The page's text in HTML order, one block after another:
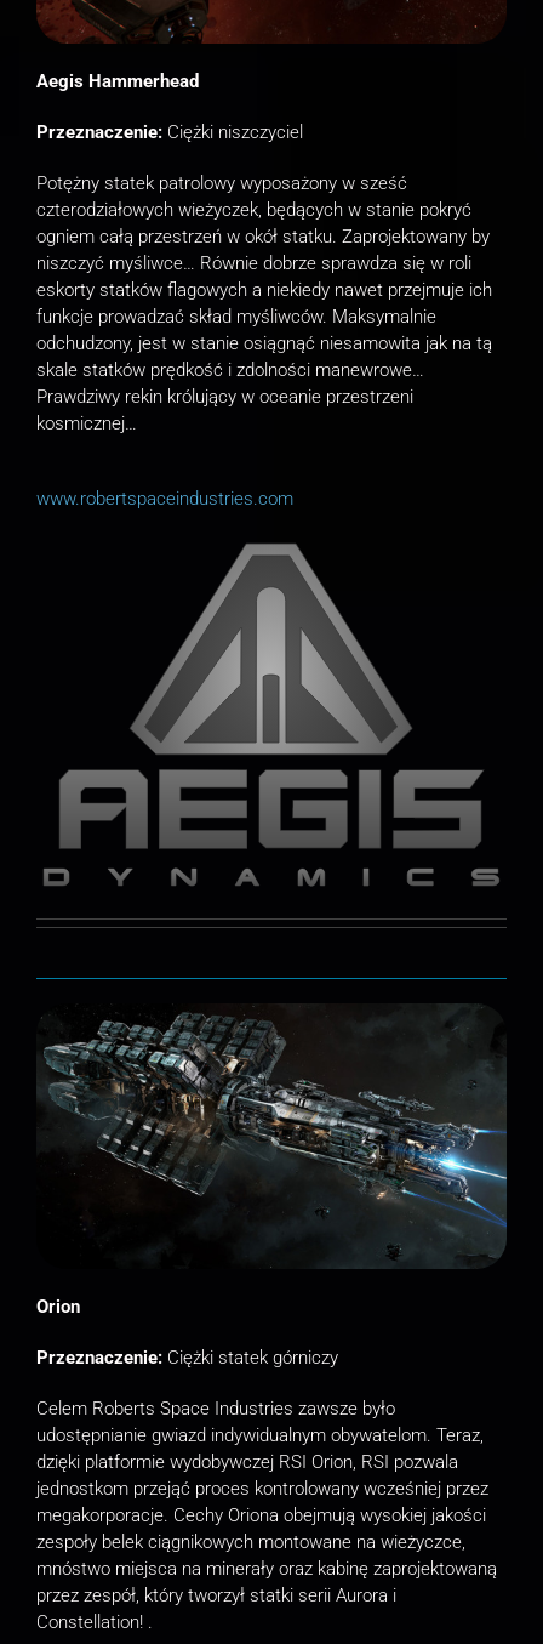
Aegis Hammerhead
Przeznaczenie: Ciężki niszczyciel
Potężny statek patrolowy wyposażony w sześć
czterodziałowych wieżyczek, będących w stanie pokryć
ogniem całą przestrzeń w okół statku. Zaprojektowany by
niszczyć myśliwce… Równie dobrze sprawdza się w roli
eskorty statków flagowych a niekiedy nawet przejmuje ich
funkcje prowadzać skład myśliwców. Maksymalnie
odchudzony, jest w stanie osiągnąć niesamowita jak na tą
skale statków prędkość i zdolności manewrowe…
Prawdziwy rekin królujący w oceanie przestrzeni
kosmicznej…
www.robertspaceindustries.com
Orion
Przeznaczenie: Ciężki statek górniczy
Celem Roberts Space Industries zawsze było
udostępnianie gwiazd indywidualnym obywatelom. Teraz,
dzięki platformie wydobywczej RSI Orion, RSI pozwala
jednostkom przejąć proces kontrolowany wcześniej przez
megakorporacje. Cechy Oriona obejmują wysokiej jakości
zespoły belek ciągnikowych montowane na wieżyczce,
mnóstwo miejsca na minerały oraz kabinę zaprojektowaną
przez zespół, który tworzył statki serii Aurora i
Constellation! .